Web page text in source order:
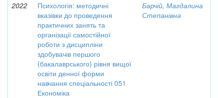
2022
Психологія: методичні
вказівки до проведення
практичних занять та
організації самостійної
роботи з дисципліни
здобувачів першого
(бакалаврського) рівня вищої
освіти денної форми
навчання спеціальності 051
Економіка
Барчій, Магдалина
Степанівна